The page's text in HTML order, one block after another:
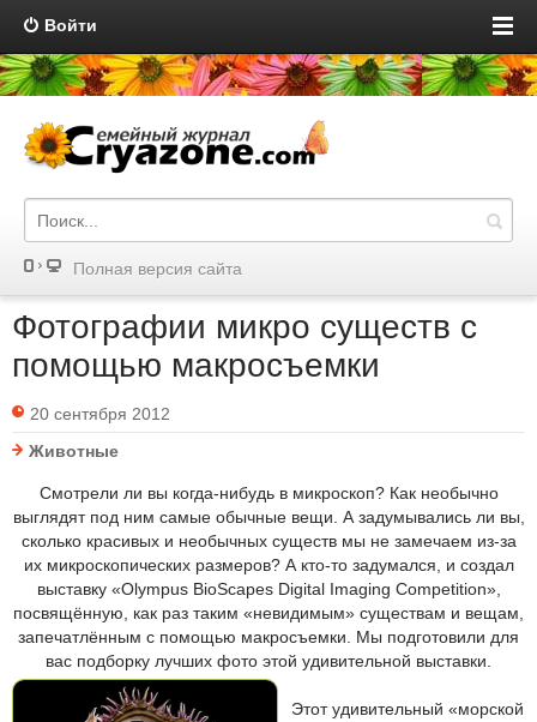
Войти
Полная версия сайта
Фотографии микро существ с
помощью макросъемки
20 сентября 2012
Животные
Смотрели ли вы когда-нибудь в микроскоп? Как необычно
выглядят под ним самые обычные вещи. А задумывались ли вы,
сколько красивых и необычных существ мы не замечаем из-за
их микроскопических размеров? А кто-то задумался, и создал
выставку «Olympus BioScapes Digital Imaging Competition»,
посвящённую, как раз таким «невидимым» существам и вещам,
запечатлённым с помощью макросъемки. Мы подготовили для
вас подборку лучших фото этой удивительной выставки.
Этот удивительный «морской